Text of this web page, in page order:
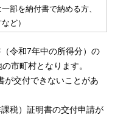
部を納付書で納める方、
ど）
令和7年中の所得分）の
市町村となります。
交付できないことがあ
税）証明書の交付申請が